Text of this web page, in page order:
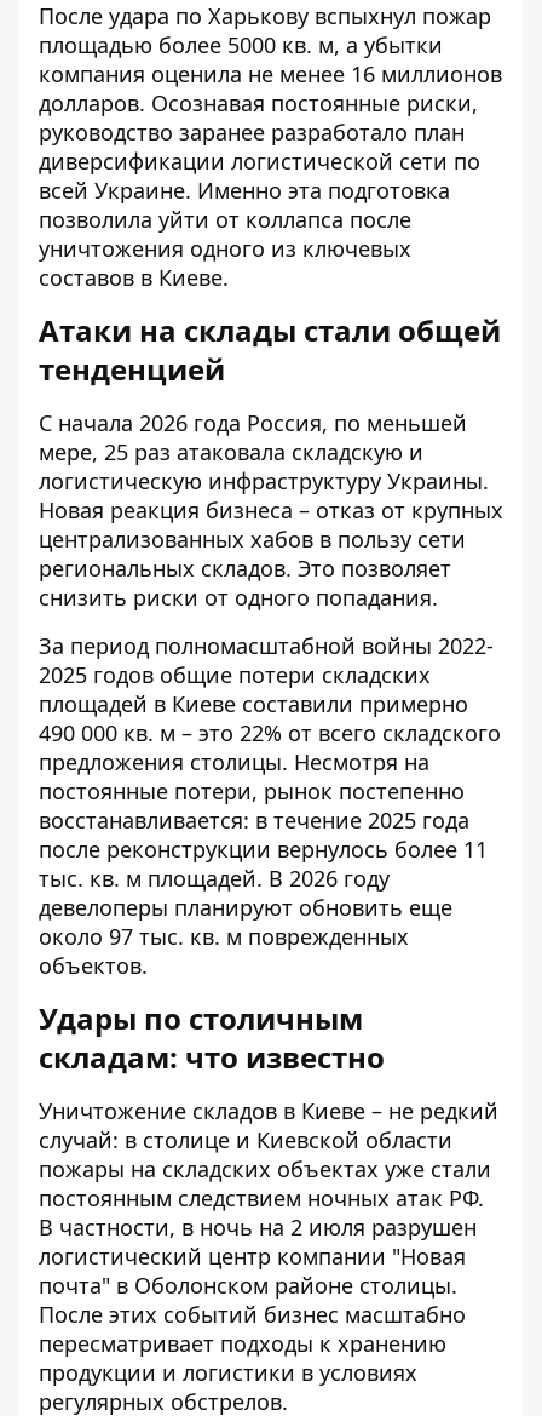
После удара по Харькову вспыхнул пожар
площадью более 5000 кв. м, а убытки
компания оценила не менее 16 миллионов
долларов. Осознавая постоянные риски,
руководство заранее разработало план
диверсификации логистической сети по
всей Украине. Именно эта подготовка
позволила уйти от коллапса после
уничтожения одного из ключевых
составов в Киеве.
Атаки на склады стали общей
тенденцией
С начала 2026 года Россия, по меньшей
мере, 25 раз атаковала складскую и
логистическую инфраструктуру Украины.
Новая реакция бизнеса – отказ от крупных
централизованных хабов в пользу сети
региональных складов. Это позволяет
снизить риски от одного попадания.
За период полномасштабной войны 2022-
2025 годов общие потери складских
площадей в Киеве составили примерно
490 000 кв. м – это 22% от всего складского
предложения столицы. Несмотря на
постоянные потери, рынок постепенно
восстанавливается: в течение 2025 года
после реконструкции вернулось более 11
тыс. кв. м площадей. В 2026 году
девелоперы планируют обновить еще
около 97 тыс. кв. м поврежденных
объектов.
Удары по столичным
складам: что известно
Уничтожение складов в Киеве – не редкий
случай: в столице и Киевской области
пожары на складских объектах уже стали
постоянным следствием ночных атак РФ.
В частности, в ночь на 2 июля разрушен
логистический центр компании "Новая
почта" в Оболонском районе столицы.
После этих событий бизнес масштабно
пересматривает подходы к хранению
продукции и логистики в условиях
регулярных обстрелов.